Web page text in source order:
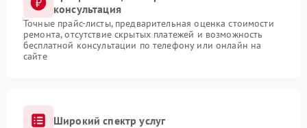
консультация
Точные прайс-листы, предварительная оценка стоимости
ремонта, отсутствие скрытых платежей и возможность
бесплатной консультации по телефону или онлайн на
сайте
Широкий спектр услуг